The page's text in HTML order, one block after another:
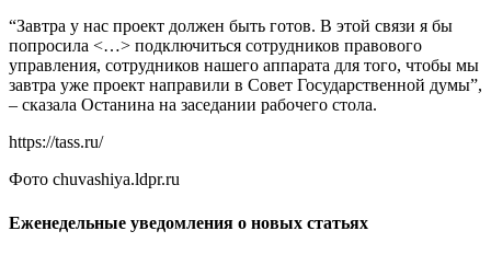
“Завтра у нас проект должен быть готов. В этой связи я бы
попросила <…> подключиться сотрудников правового
управления, сотрудников нашего аппарата для того, чтобы мы
завтра уже проект направили в Совет Государственной думы”,
– сказала Останина на заседании рабочего стола.
https://tass.ru/
Фото chuvashiya.ldpr.ru
Еженедельные уведомления о новых статьях